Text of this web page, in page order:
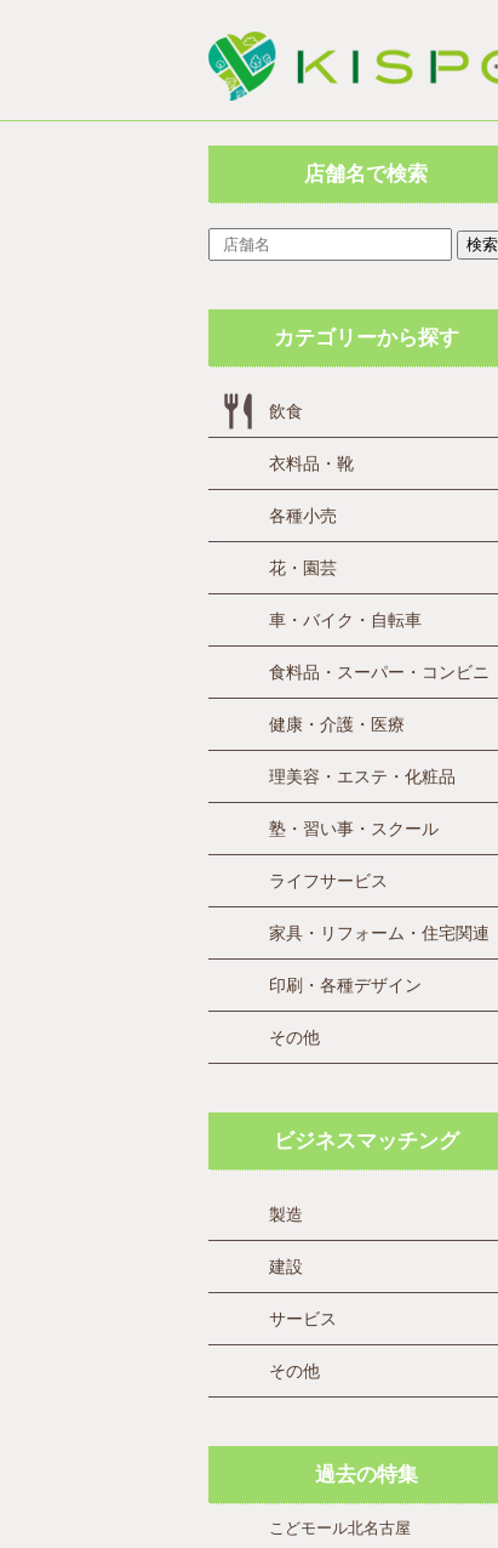
店舗名で検索
検索
カテゴリーから探す
飲食
衣料品・靴
各種小売
花・園芸
車・バイク・自転車
食料品・スーパー・コンビニ
健康・介護・医療
理美容・エステ・化粧品
塾・習い事・スクール
ライフサービス
家具・リフォーム・住宅関連
印刷・各種デザイン
その他
ビジネスマッチング
製造
建設
サービス
その他
過去の特集
こどモール北名古屋